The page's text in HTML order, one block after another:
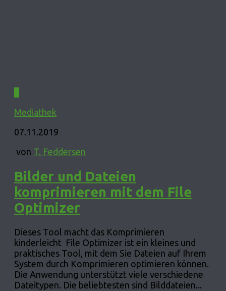
Mediathek
07.11.2019
von T. Feddersen
Bilder und Dateien
komprimieren mit dem File
Optimizer
Dieses Tool macht das Komprimieren
kinderleicht File Optimizer ist ein kleines und
praktisches Tool, mit dem Sie Dateien auf Ihrem
System durch Komprimieren optimieren können.
Die Anwendung unterstützt viele verschiedene
Dateitypen. Die beliebtesten sind Bilddateien...